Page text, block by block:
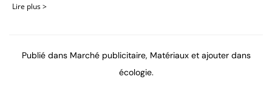
Lire plus >
Publié dans Marché publicitaire, Matériauxet ajouter dans
écologie.